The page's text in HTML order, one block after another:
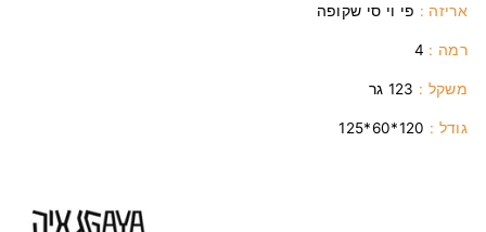
אריזה : פי וי סי שקופה
רמה : 4
משקל :
גודל :